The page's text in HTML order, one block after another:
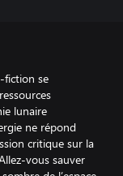
fiction se
lunaire
ne répond
critique sur la
vous sauver